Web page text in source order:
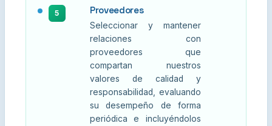
5 Proveedores
Seleccionar y mantener
relaciones con
proveedores que
compartan nuestros
valores de calidad y
responsabilidad, evaluando
su desempeño de forma
periódica e incluyéndolos